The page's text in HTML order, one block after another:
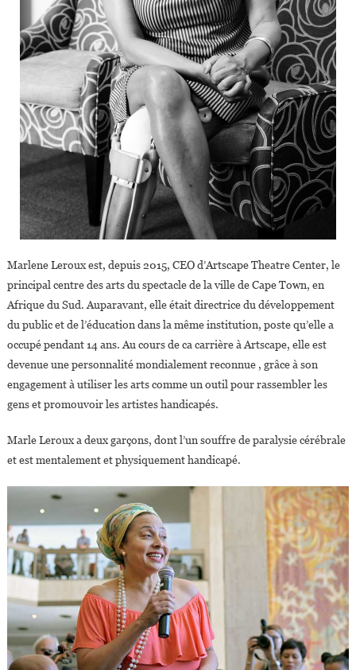
Marlene Leroux est, depuis 2015, CEO d’Artscape Theatre Center, le
principal centre des arts du spectacle de la ville de Cape Town, en
Afrique du Sud. Auparavant, elle était directrice du développement
du public et de l’éducation dans la même institution, poste qu’elle a
occupé pendant 14 ans. Au cours de ca carrière à Artscape, elle est
devenue une personnalité mondialement reconnue , grâce à son
engagement à utiliser les arts comme un outil pour rassembler les
gens et promouvoir les artistes handicapés.
Marle Leroux a deux garçons, dont l’un souffre de paralysie cérébrale
et est mentalement et physiquement handicapé.